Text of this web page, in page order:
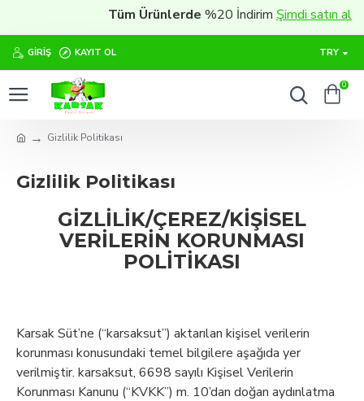
Tüm Ürünlerde%20 İndirimŞimdi satın al
GIRIŞ KAYIT OL TRY
0
Gizlilik Politikası
Gizlilik Politikası
GİZLİLİK/ÇEREZ/KİŞİSEL
VERİLERİN KORUNMASI
POLİTİKASI
Karsak Süt’ne (“karsaksut”) aktarılan kişisel verilerin
korunması konusundaki temel bilgilere aşağıda yer
verilmiştir. karsaksut, 6698 sayılı Kişisel Verilerin
Korunması Kanunu (“KVKK”) m. 10’dan doğan aydınlatma